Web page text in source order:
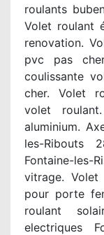
roulants
Volet roulant
renovation.
pvc pas
coulissante
cher. Volet
volet
aluminium.
les-Ribouts
Fontaine-
vitrage. Volet
pour porte
roulant
electriques